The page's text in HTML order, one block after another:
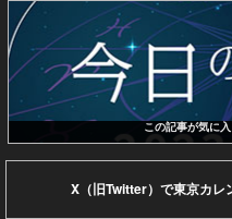
この記事が気に
X（旧Twitter）で東京カレ